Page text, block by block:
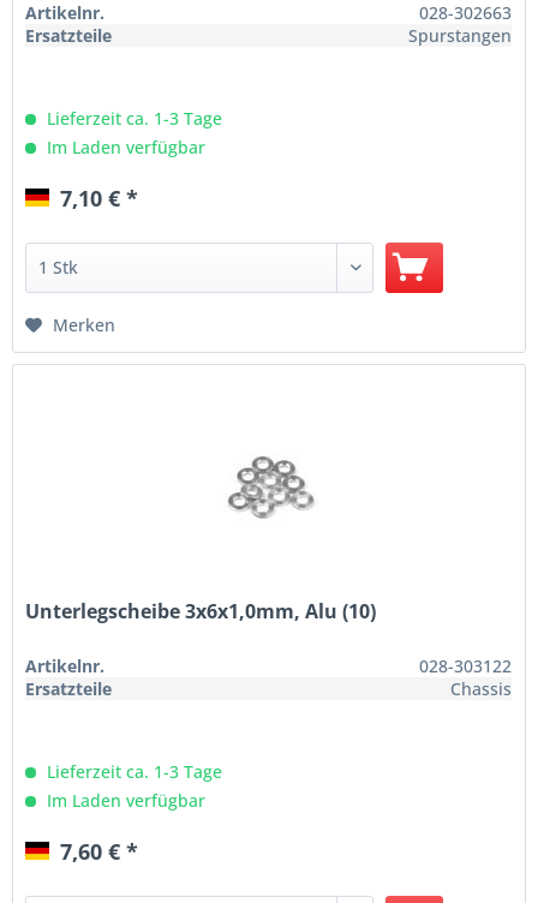
Artikelnr.
028-302663
Ersatzteile
Spurstangen
Lieferzeit ca. 1-3 Tage
Im Laden verfügbar
7,10 € *
Merken
Unterlegscheibe 3x6x1,0mm, Alu (10)
Artikelnr.
028-303122
Ersatzteile
Chassis
Lieferzeit ca. 1-3 Tage
Im Laden verfügbar
7,60 € *